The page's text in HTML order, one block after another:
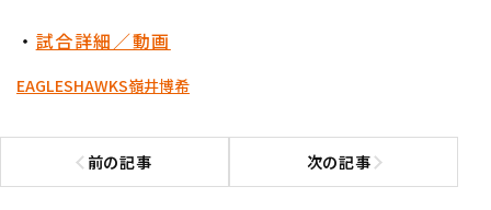
・ 試合詳細／動画
EAGLESHAWKS嶺井博希
前の記事
前の記事へ 次の記事次の記事へ